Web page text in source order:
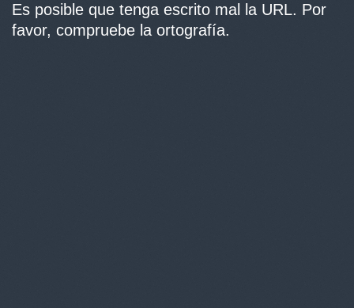
Es posible que tenga escrito mal la URL. Por
favor, compruebe la ortografía.